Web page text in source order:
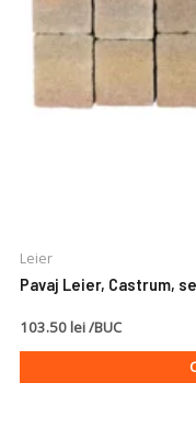
Leier
Pavaj Leier, Castrum,
103.50 lei /BUC